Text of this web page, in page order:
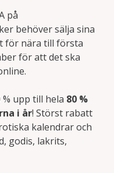
på
behöver sälja sina
för nära till första
för att det ska
upp till hela 80 %
i år! Störst rabatt
kalendrar och
godis, lakrits,